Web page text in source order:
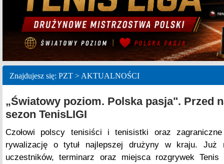
Znajdujesz się: PZT > AKTUALNOŚCI
„Światowy poziom. Polska pasja". Przed
sezon TenisLIGI
Czołowi polscy tenisiści i tenisistki oraz
rywalizację o tytuł najlepszej drużyny w kraju. Już
uczestników, terminarz oraz miejsca rozgrywek